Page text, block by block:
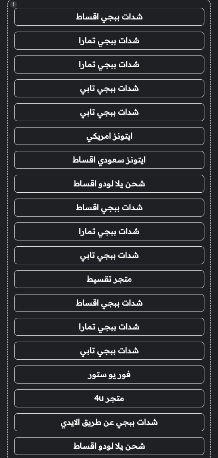
!
شدات ببجي اقساط
شدات ببجي تمارا
شدات ببجي تمارا
شدات ببجي تابي
شدات ببجي تابي
ايتونز امريكي
ايتونز سعودي اقساط
شحن يلا لودو اقساط
شدات ببجي اقساط
شدات ببجي تمارا
شدات ببجي تابي
متجر تقسيط
شدات ببجي اقساط
شدات ببجي تمارا
شدات ببجي تابي
فور يو ستور
متجر 4u
شدات ببجي عن طريق الايدي
شحن يلا لودو اقساط